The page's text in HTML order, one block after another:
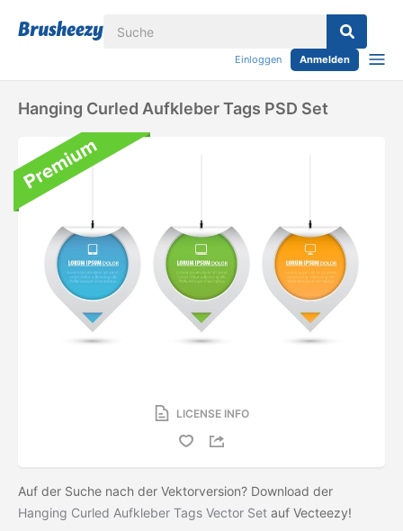
Einloggen Anmelden
Hanging Curled Aufkleber Tags PSD Set
LICENSE INFO
Auf der Suche nach der Vektorversion? Download der
Hanging Curled Aufkleber Tags Vector Set auf Vecteezy!